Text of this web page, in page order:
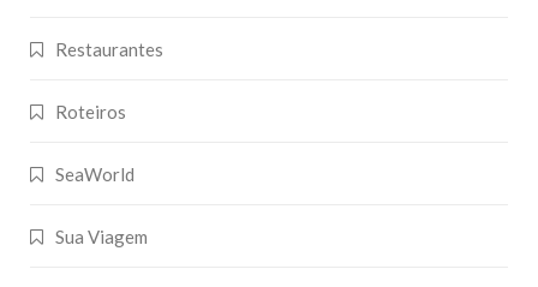
Restaurantes
Roteiros
SeaWorld
Sua Viagem